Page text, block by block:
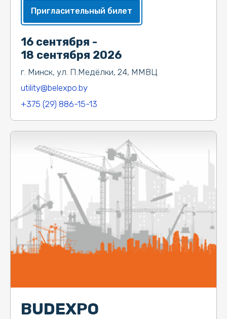
16 сентября -
18 сентября 2026
г. Минск, ул. П.Медёлки, 24, ММВЦ
utility@belexpo.by
+375 (29) 886-15-13
Пригласительный билет
BUDEXPO